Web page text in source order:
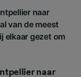
naar
van de meest
elkaar gezet om
naar